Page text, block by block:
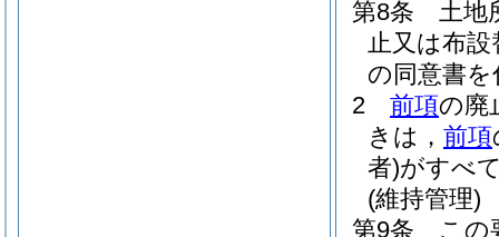
第8条
土地
止又は布
の同意書
2
前項の廃
きは， 前項
者)がすべ
(維持管理)
第9条
この